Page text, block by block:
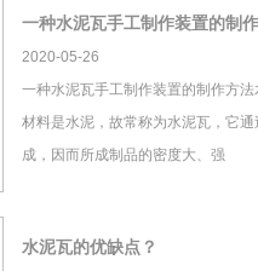
一种水泥瓦手工制作装置的制
2020-05-26
一种水泥瓦手工制作装置的制作方
材料是水泥，故常称为水泥瓦，它
成，因而所成制品的密度大、强
水泥瓦的优缺点？